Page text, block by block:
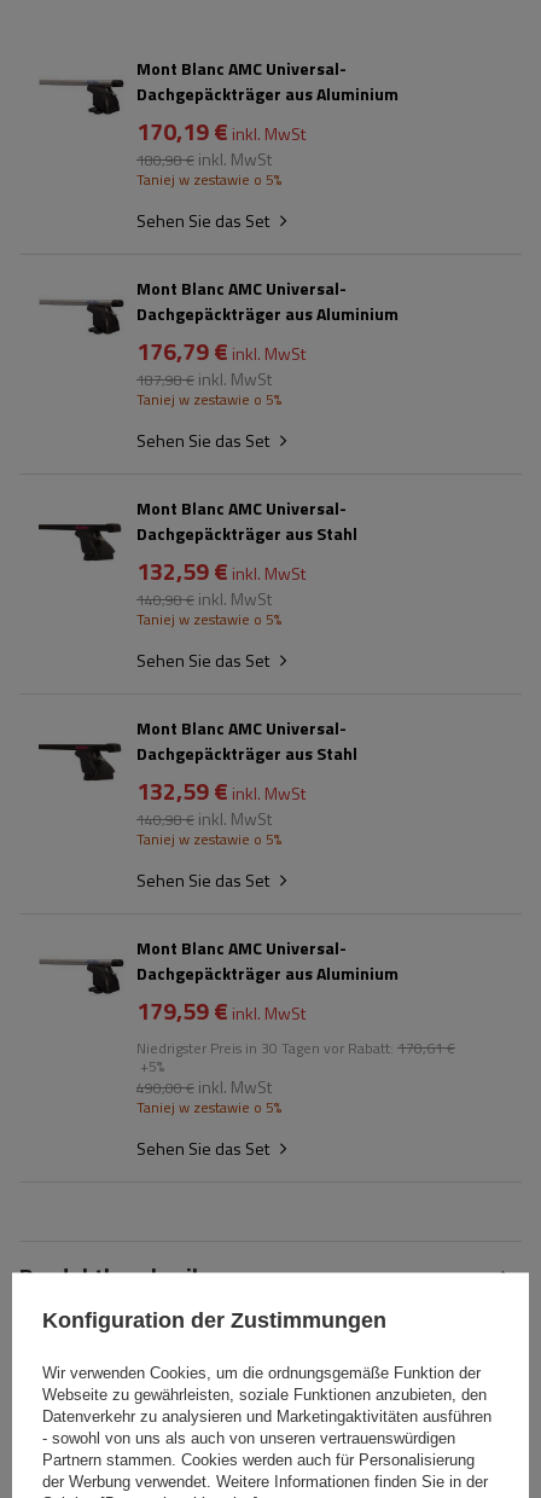
Mont Blanc AMC Universal-
Dachgepäckträger aus Aluminium
170,19 € inkl. MwSt
180,98 € inkl. MwSt
Taniej w zestawie o 5%
Sehen Sie das Set
Mont Blanc AMC Universal-
Dachgepäckträger aus Aluminium
176,79 € inkl. MwSt
187,98 € inkl. MwSt
Taniej w zestawie o 5%
Sehen Sie das Set
Mont Blanc AMC Universal-
Dachgepäckträger aus Stahl
132,59 € inkl. MwSt
140,98 € inkl. MwSt
Taniej w zestawie o 5%
Sehen Sie das Set
Mont Blanc AMC Universal-
Dachgepäckträger aus Stahl
132,59 € inkl. MwSt
140,98 € inkl. MwSt
Taniej w zestawie o 5%
Sehen Sie das Set
Mont Blanc AMC Universal-
Dachgepäckträger aus Aluminium
179,59 € inkl. MwSt
Niedrigster Preis in 30 Tagen vor Rabatt: 170,61 €
+5%
490,00 € inkl. MwSt
Taniej w zestawie o 5%
Sehen Sie das Set
Produktbeschreibung
sind nur mit Mont Blanc AMC-Stangen (Aluminium oder Stahl)
kompatibel.
Spezifikation
Konfiguration der Zustimmungen
Wir verwenden Cookies, um die ordnungsgemäße Funktion der
Webseite zu gewährleisten, soziale Funktionen anzubieten, den
Datenverkehr zu analysieren und Marketingaktivitäten ausführen
- sowohl von uns als auch von unseren vertrauenswürdigen
Partnern stammen. Cookies werden auch für Personalisierung
der Werbung verwendet. Weitere Informationen finden Sie in der